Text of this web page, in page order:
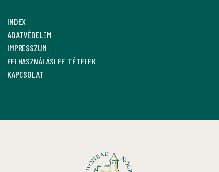
INDEX
ADATVÉDELEM
IMPRESSZUM
FELHASZNÁLÁSI FELTÉTELEK
KAPCSOLAT